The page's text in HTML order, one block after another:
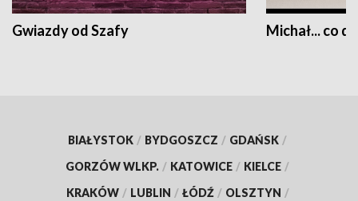
Gwiazdy od Szafy Michał... co
BIAŁYSTOK / BYDGOSZCZ / GDAŃSK /
GORZÓW WLKP. / KATOWICE / KIELCE /
KRAKÓW / LUBLIN / ŁÓDŹ / OLSZTYN /